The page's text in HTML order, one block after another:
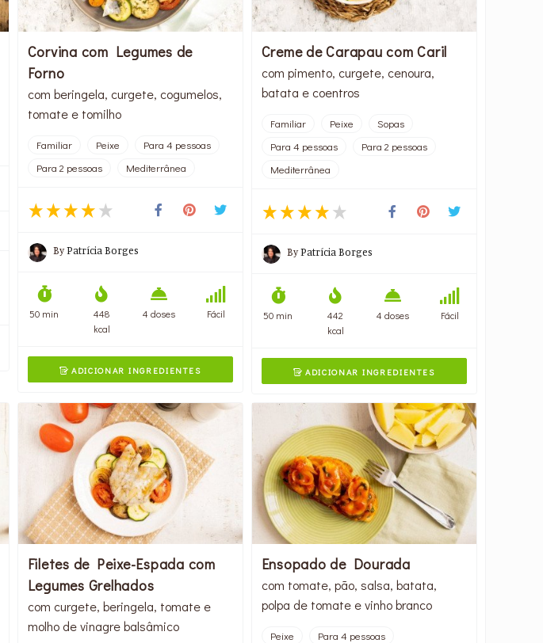
Corvina com Legumes de
Forno
com beringela, curgete, cogumelos,
tomate e tomilho
Familiar Peixe
Para 4 pessoas
Para 2 pessoas
Mediterrânea
ByPatrícia Borges
50 min
448
kcal
4 doses Fácil
 ADICIONAR INGREDIENTES
Creme de Carapau com Caril
com pimento, curgete, cenoura,
batata e coentros
Familiar Peixe
Sopas
Para 4 pessoas
Para 2 pessoas
Mediterrânea
ByPatrícia Borges
50 min
442
kcal
4 doses Fácil
 ADICIONAR INGREDIENTES
Filetes de Peixe-Espada com
Legumes Grelhados
com curgete, beringela, tomate e
molho de vinagre balsâmico
Ensopado de Dourada
com tomate, pão, salsa, batata,
polpa de tomate e vinho branco
Peixe
Para 4 pessoas